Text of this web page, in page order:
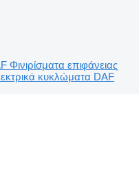
Φινιρίσματα επιφάνειας
κυκλώματα DAF